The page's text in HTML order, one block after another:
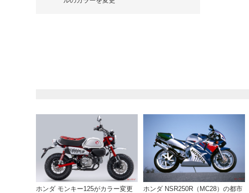
ホンダ モンキー125がカラー変更
ホンダ NSR250R（MC28）の都市